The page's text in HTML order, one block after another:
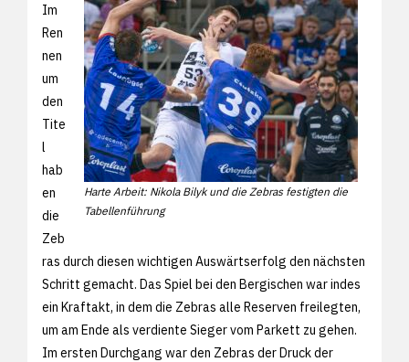
Harte Arbeit: Nikola Bilyk und die Zebras festigten die
Tabellenführung
Im
Ren
nen
um
den
Tite
l
hab
en
die
Zeb
ras durch diesen wichtigen Auswärtserfolg den nächsten
Schritt gemacht. Das Spiel bei den Bergischen war indes
ein Kraftakt, in dem die Zebras alle Reserven freilegten,
um am Ende als verdiente Sieger vom Parkett zu gehen.
Im ersten Durchgang war den Zebras der Druck der